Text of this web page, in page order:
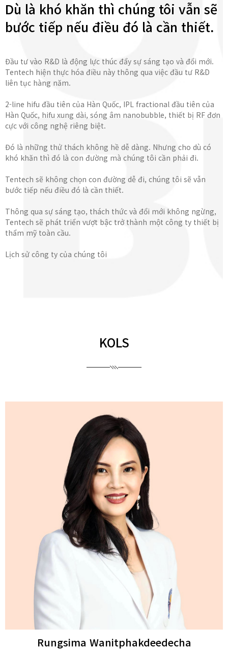
Dù là khó khăn thì chúng tôi vẫn sẽ
bước tiếp nếu điều đó là cần thiết.
Đầu tư vào R&D là động lực thúc đẩy sự sáng tạo và đổi mới.
Tentech hiện thực hóa điều này thông qua việc đầu tư R&D
liên tục hàng năm.
2-line hifu đầu tiên của Hàn Quốc, IPL fractional đầu tiên của
Hàn Quốc, hifu xung dài, sóng âm nanobubble, thiết bị RF đơn
cực với công nghệ riêng biệt.
Đó là những thử thách không hề dễ dàng. Nhưng cho dù có
khó khăn thì đó là con đường mà chúng tôi cần phải đi.
Tentech sẽ không chọn con đường dễ đi, chúng tôi sẽ vẫn
bước tiếp nếu điều đó là cần thiết.
Thông qua sự sáng tạo, thách thức và đổi mới không ngừng,
Tentech sẽ phát triển vượt bậc trở thành một công ty thiết bị
thẩm mỹ toàn cầu.
Lịch sử công ty của chúng tôi
KOLS
Michael H. Gold